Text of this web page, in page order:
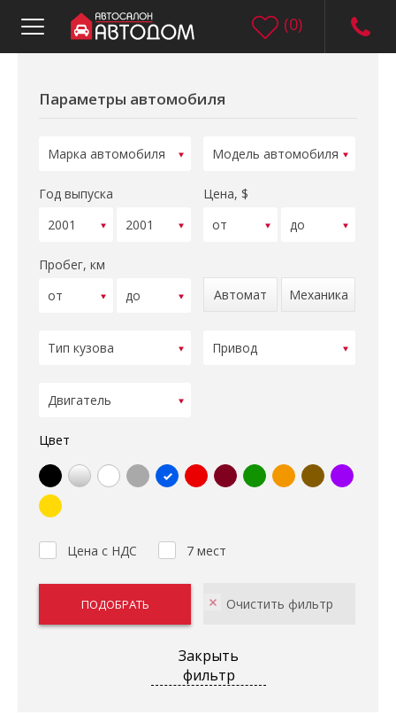
(0)
Параметры автомобиля
Год выпуска Цена, $
Пробег, км
Автомат
Механика
Цвет
Цена с НДС 7 мест
Закрыть
фильтр